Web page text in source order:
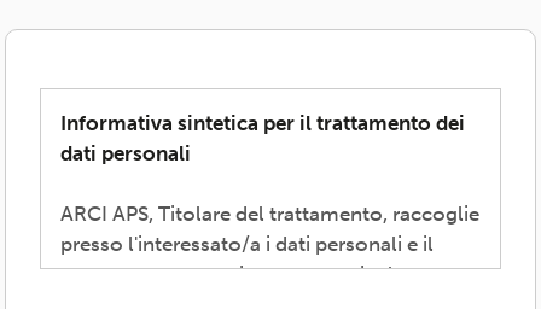
Informativa sintetica per il trattamento dei
dati personali
ARCI APS, Titolare del trattamento, raccoglie
presso l'interessato/a i dati personali e il
consenso necessari per consentire la